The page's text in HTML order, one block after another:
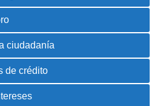
ciudadanía
de crédito